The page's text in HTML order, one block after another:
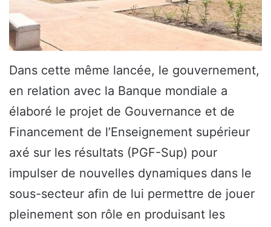
Dans cette même lancée, le gouvernement,
en relation avec la Banque mondiale a
élaboré le projet de Gouvernance et de
Financement de l’Enseignement supérieur
axé sur les résultats (PGF-Sup) pour
impulser de nouvelles dynamiques dans le
sous-secteur afin de lui permettre de jouer
pleinement son rôle en produisant les